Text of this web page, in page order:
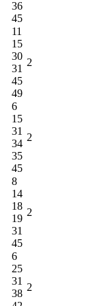
36
45
11
15
30
31
45
49
2
6
15
31
34
35
45
2
8
14
18
19
31
45
2
6
25
31
38
2